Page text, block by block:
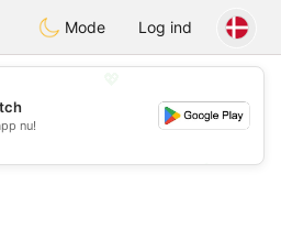
Weshrak
Mode Log ind
💕
nu!